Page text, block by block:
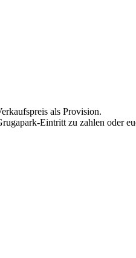
als Provision.
Eintritt zu zahlen oder